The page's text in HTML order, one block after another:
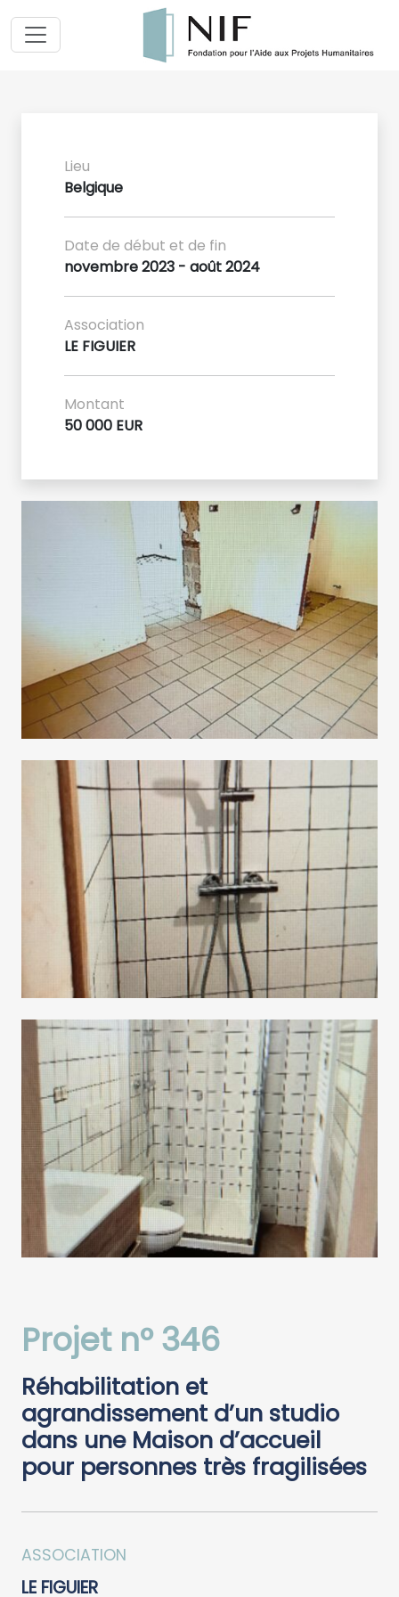
Lieu
Belgique
Date de début et de fin
novembre 2023 - août 2024
Association
LE FIGUIER
Montant
50 000 EUR
Projet n° 346
Réhabilitation et
agrandissement d’un studio
dans une Maison d’accueil
pour personnes très fragilisées
ASSOCIATION
LE FIGUIER